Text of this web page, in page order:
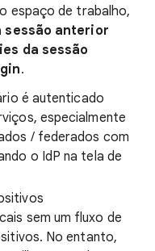
espaço de trabalho,
sessão anterior
da sessão
.
é autenticado
especialmente
/ federados com
o IdP na tela de
sem um fluxo de
No entanto,